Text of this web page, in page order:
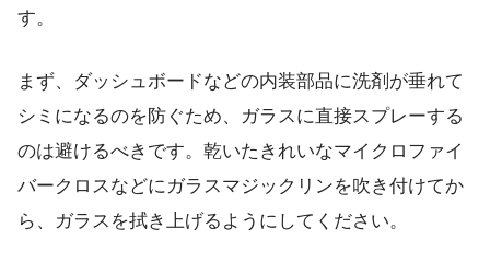
す。
まず、ダッシュボードなどの内装部品に洗剤が垂れて
シミになるのを防ぐため、ガラスに直接スプレーする
のは避けるべきです。乾いたきれいなマイクロファイ
バークロスなどにガラスマジックリンを吹き付けてか
ら、ガラスを拭き上げるようにしてください。